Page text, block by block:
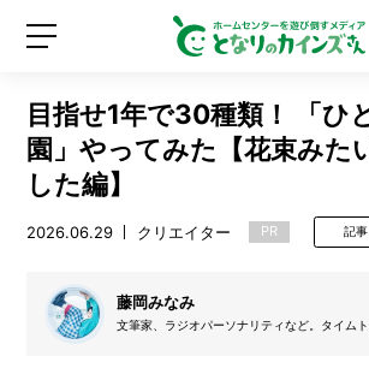
キ
目指せ1年で30種類！ 「ひ
園」やってみた【花束みた
した編】
2026.06.29 クリエイター PR 記
藤岡みなみ
文筆家、ラジオパーソナリティなど。タイム